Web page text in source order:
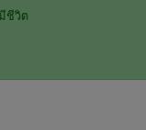
ชีวิต